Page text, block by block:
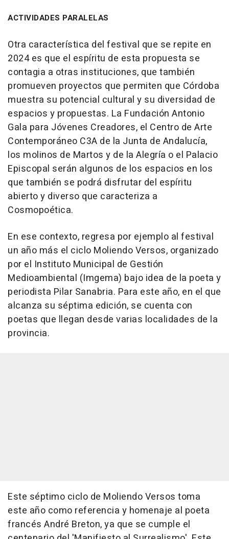
ACTIVIDADES PARALELAS
Otra característica del festival que se repite en
2024 es que el espíritu de esta propuesta se
contagia a otras instituciones, que también
promueven proyectos que permiten que Córdoba
muestra su potencial cultural y su diversidad de
espacios y propuestas. La Fundación Antonio
Gala para Jóvenes Creadores, el Centro de Arte
Contemporáneo C3A de la Junta de Andalucía,
los molinos de Martos y de la Alegría o el Palacio
Episcopal serán algunos de los espacios en los
que también se podrá disfrutar del espíritu
abierto y diverso que caracteriza a
Cosmopoética.
En ese contexto, regresa por ejemplo al festival
un año más el ciclo Moliendo Versos, organizado
por el Instituto Municipal de Gestión
Medioambiental (Imgema) bajo idea de la poeta y
periodista Pilar Sanabria. Para este año, en el que
alcanza su séptima edición, se cuenta con
poetas que llegan desde varias localidades de la
provincia.
Este séptimo ciclo de Moliendo Versos toma
este año como referencia y homenaje al poeta
francés André Breton, ya que se cumple el